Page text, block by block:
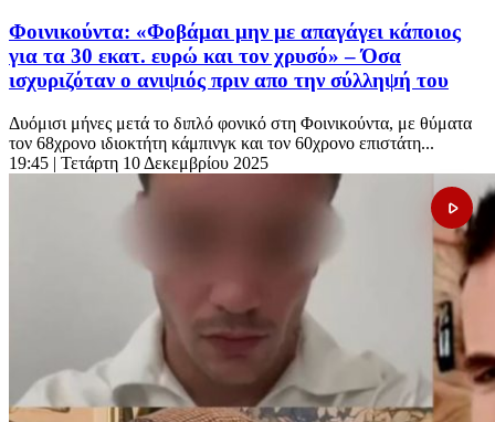
Φοινικούντα: «Φοβάμαι μην με απαγάγει κάποιος
για τα 30 εκατ. ευρώ και τον χρυσό» – Όσα
ισχυριζόταν ο ανιψιός πριν απο την σύλληψή του
Δυόμισι μήνες μετά το διπλό φονικό στη Φοινικούντα, με θύματα
τον 68χρονο ιδιοκτήτη κάμπινγκ και τον 60χρονο επιστάτη...
19:45 | Τετάρτη 10 Δεκεμβρίου 2025